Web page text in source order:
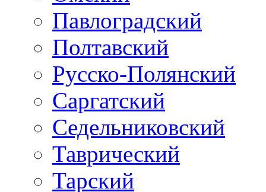
Павлоградский
Полтавский
Русско-Полянский
Саргатский
Седельниковский
Таврический
Тарский